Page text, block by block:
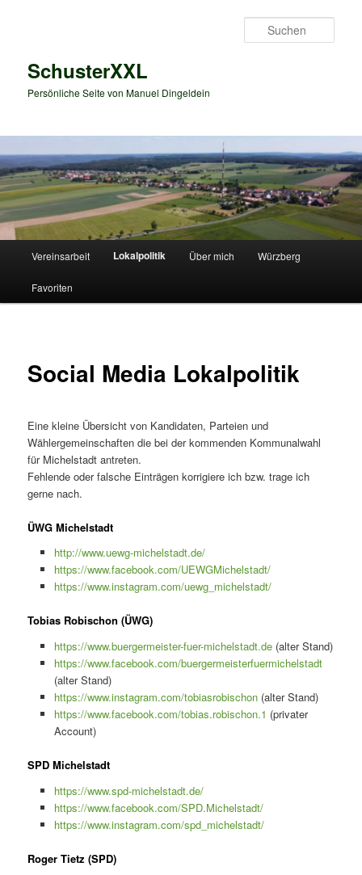
SchusterXXL
Persönliche Seite von Manuel Dingeldein
Vereinsarbeit Lokalpolitik Über mich Würzberg
Favoriten
Social Media Lokalpolitik
Eine kleine Übersicht von Kandidaten, Parteien und
Wählergemeinschaften die bei der kommenden Kommunalwahl
für Michelstadt antreten.
Fehlende oder falsche Einträgen korrigiere ich bzw. trage ich
gerne nach.
ÜWG Michelstadt
http://www.uewg-michelstadt.de/
https://www.facebook.com/UEWGMichelstadt/
https://www.instagram.com/uewg_michelstadt/
Tobias Robischon (ÜWG)
https://www.buergermeister-fuer-michelstadt.de(alter Stand)
https://www.facebook.com/buergermeisterfuermichelstadt
(alter Stand)
https://www.instagram.com/tobiasrobischon(alter Stand)
https://www.facebook.com/tobias.robischon.1 (privater
Account)
SPD Michelstadt
https://www.spd-michelstadt.de/
https://www.facebook.com/SPD.Michelstadt/
https://www.instagram.com/spd_michelstadt/
Roger Tietz (SPD)